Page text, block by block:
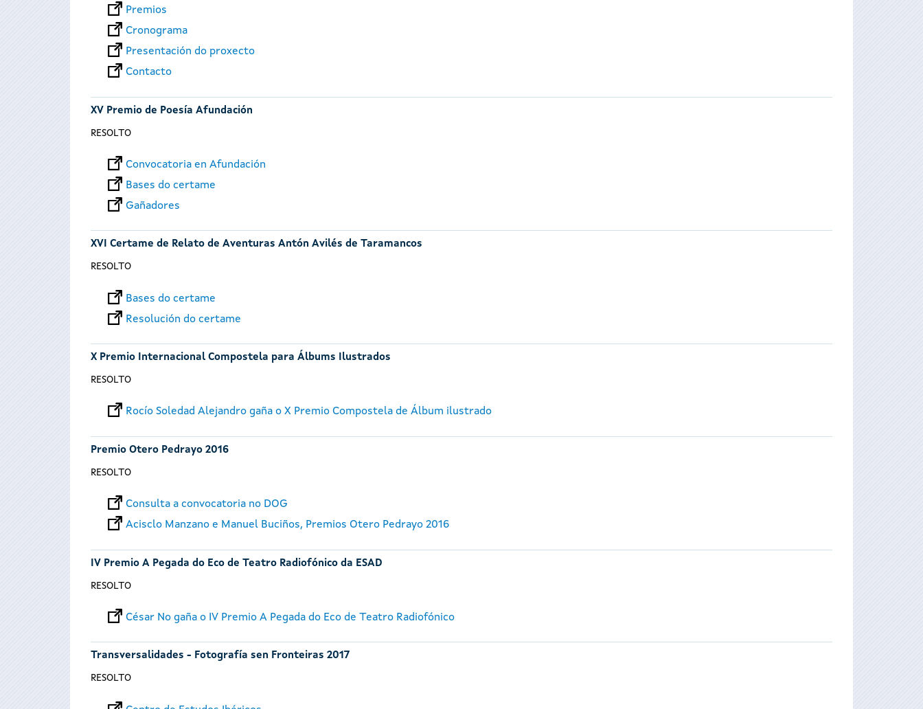
Premios
Cronograma
Presentación do proxecto
Contacto
XV Premio de Poesía Afundación
RESOLTO
Convocatoria en Afundación
Bases do certame
Gañadores
XVI Certame de Relato de Aventuras Antón Avilés de Taramancos
RESOLTO
Bases do certame
Resolución do certame
X Premio Internacional Compostela para Álbums Ilustrados
RESOLTO
Rocío Soledad Alejandro gaña o X Premio Compostela de Álbum ilustrado
Premio Otero Pedrayo 2016
RESOLTO
Consulta a convocatoria no DOG
Acisclo Manzano e Manuel Buciños, Premios Otero Pedrayo 2016
IV Premio A Pegada do Eco de Teatro Radiofónico da ESAD
RESOLTO
César No gaña o IV Premio A Pegada do Eco de Teatro Radiofónico
Transversalidades - Fotografía sen Fronteiras 2017
RESOLTO